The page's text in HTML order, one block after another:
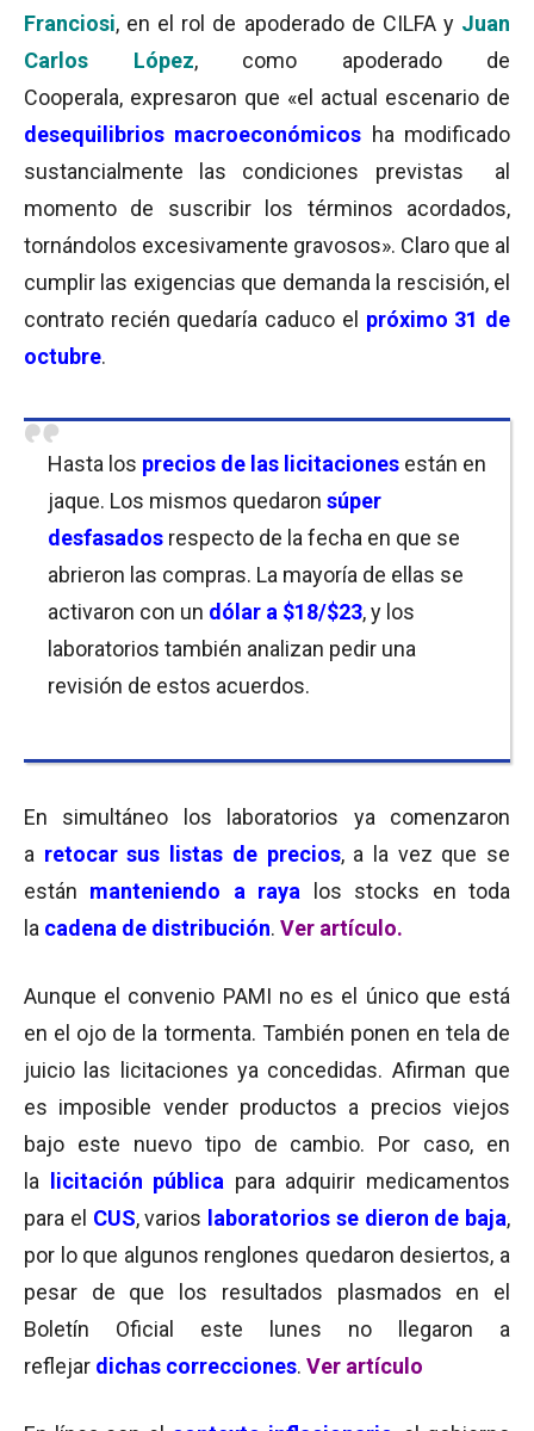
Franciosi, en el rol de apoderado de CILFA y Juan
Carlos López, como apoderado de
Cooperala, expresaron que «el actual escenario de
desequilibrios macroeconómicos ha modificado
sustancialmente las condiciones previstas al
momento de suscribir los términos acordados,
tornándolos excesivamente gravosos». Claro que al
cumplir las exigencias que demanda la rescisión, el
contrato recién quedaría caduco el próximo 31 de
octubre.
Hasta los precios de las licitaciones están en
jaque. Los mismos quedaron súper
desfasados respecto de la fecha en que se
abrieron las compras. La mayoría de ellas se
activaron con un dólar a $18/$23, y los
laboratorios también analizan pedir una
revisión de estos acuerdos.
En simultáneo los laboratorios ya comenzaron
a retocar sus listas de precios, a la vez que se
están manteniendo a raya los stocks en toda
la cadena de distribución. Ver artículo.
Aunque el convenio PAMI no es el único que está
en el ojo de la tormenta. También ponen en tela de
juicio las licitaciones ya concedidas. Afirman que
es imposible vender productos a precios viejos
bajo este nuevo tipo de cambio. Por caso, en
la
licitación pública para adquirir medicamentos
para el CUS, varios laboratorios se dieron de baja,
por lo que algunos renglones quedaron desiertos, a
pesar de que los resultados plasmados en el
Boletín Oficial este lunes no llegaron a
reflejar dichas correcciones. Ver artículo